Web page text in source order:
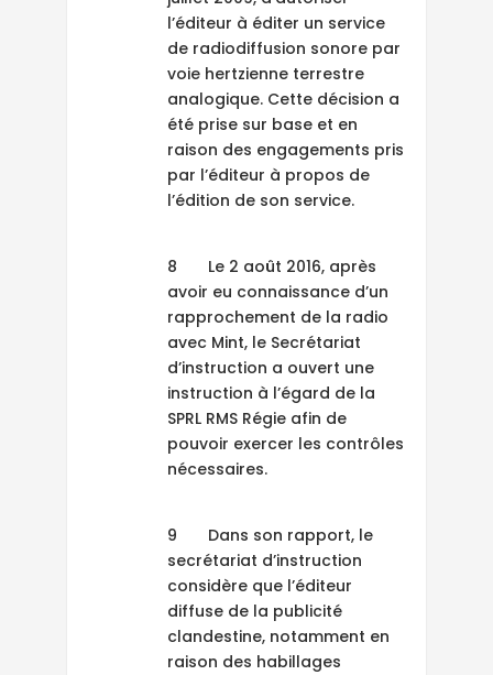
l’éditeur à éditer un service
de radiodiffusion sonore par
voie hertzienne terrestre
analogique. Cette décision a
été prise sur base et en
raison des engagements pris
par l’éditeur à propos de
l’édition de son service.
8 Le 2 août 2016, après
avoir eu connaissance d’un
rapprochement de la radio
avec Mint, le Secrétariat
d’instruction a ouvert une
instruction à l’égard de la
SPRL RMS Régie afin de
pouvoir exercer les contrôles
nécessaires.
9 Dans son rapport, le
secrétariat d’instruction
considère que l’éditeur
diffuse de la publicité
clandestine, notamment en
raison des habillages